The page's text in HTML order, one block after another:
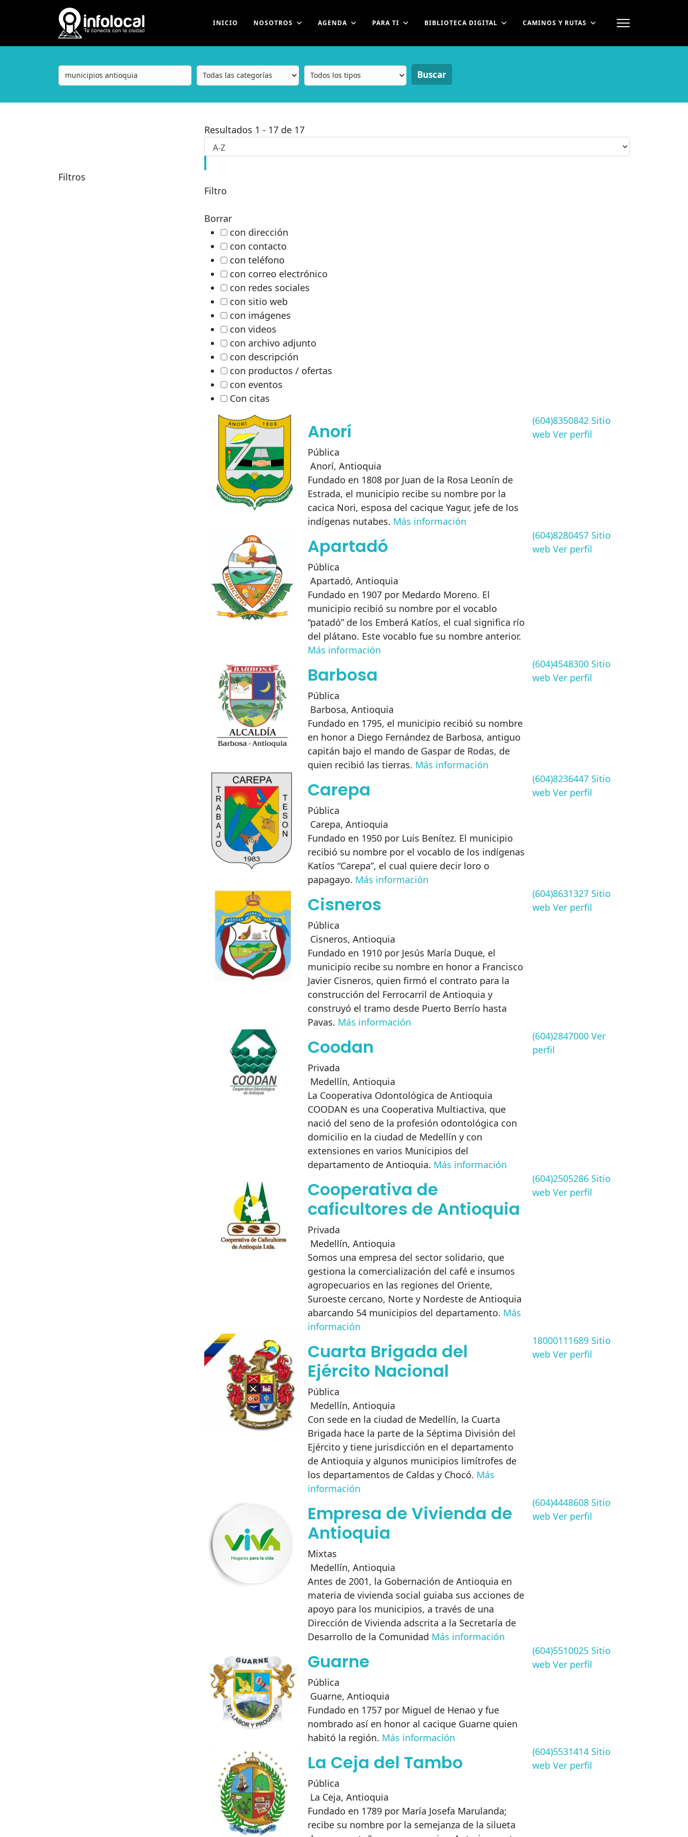
INICIO NOSOTROS AGENDA PARA TI BIBLIOTECA DIGITAL CAMINOS Y RUTAS
Buscar
Resultados 1 - 17 de 17
Filtros
Filtro
Borrar
con dirección
con contacto
con teléfono
con correo electrónico
con redes sociales
con sitio web
con imágenes
con videos
con archivo adjunto
con descripción
con productos / ofertas
con eventos
Con citas
Anorí
Pública
Anorí, Antioquia
Fundado en 1808 por Juan de la Rosa Leonín de
Estrada, el municipio recibe su nombre por la
cacica Nori, esposa del cacique Yagur, jefe de los
indígenas nutabes. Más información
(604)8350842 Sitio
web Ver perfil
Apartadó
Pública
Apartadó, Antioquia
Fundado en 1907 por Medardo Moreno. El
municipio recibió su nombre por el vocablo
“patadó” de los Emberá Katíos, el cual significa río
del plátano. Este vocablo fue su nombre anterior.
Más información
(604)8280457 Sitio
web Ver perfil
Barbosa
Pública
Barbosa, Antioquia
Fundado en 1795, el municipio recibió su nombre
en honor a Diego Fernández de Barbosa, antiguo
capitán bajo el mando de Gaspar de Rodas, de
quien recibió las tierras. Más información
(604)4548300 Sitio
web Ver perfil
Carepa
Pública
Carepa, Antioquia
Fundado en 1950 por Luis Benítez. El municipio
recibió su nombre por el vocablo de los indígenas
Katíos “Carepa”, el cual quiere decir loro o
papagayo. Más información
(604)8236447 Sitio
web Ver perfil
Cisneros
Pública
Cisneros, Antioquia
Fundado en 1910 por Jesús María Duque, el
municipio recibe su nombre en honor a Francisco
Javier Cisneros, quien firmó el contrato para la
construcción del Ferrocarril de Antioquia y
construyó el tramo desde Puerto Berrío hasta
Pavas. Más información
(604)8631327 Sitio
web Ver perfil
Coodan
Privada
Medellín, Antioquia
La Cooperativa Odontológica de Antioquia
COODAN es una Cooperativa Multiactiva, que
nació del seno de la profesión odontológica con
domicilio en la ciudad de Medellín y con
extensiones en varios Municipios del
departamento de Antioquia. Más información
(604)2847000 Ver
perfil
Cooperativa de
caficultores de Antioquia
Privada
Medellín, Antioquia
Somos una empresa del sector solidario, que
gestiona la comercialización del café e insumos
agropecuarios en las regiones del Oriente,
Suroeste cercano, Norte y Nordeste de Antioquia
abarcando 54 municipios del departamento. Más
información
(604)2505286 Sitio
web Ver perfil
Cuarta Brigada del
Ejército Nacional
Pública
Medellín, Antioquia
Con sede en la ciudad de Medellín, la Cuarta
Brigada hace la parte de la Séptima División del
Ejército y tiene jurisdicción en el departamento
de Antioquia y algunos municipios limítrofes de
los departamentos de Caldas y Chocó. Más
información
18000111689 Sitio
web Ver perfil
Empresa de Vivienda de
Antioquia
Mixtas
Medellín, Antioquia
Antes de 2001, la Gobernación de Antioquia en
materia de vivienda social guiaba sus acciones de
apoyo para los municipios, a través de una
Dirección de Vivienda adscrita a la Secretaría de
Desarrollo de la Comunidad Más información
(604)4448608 Sitio
web Ver perfil
Guarne
Pública
Guarne, Antioquia
Fundado en 1757 por Miguel de Henao y fue
nombrado así en honor al cacique Guarne quien
habitó la región. Más información
(604)5510025 Sitio
web Ver perfil
La Ceja del Tambo
Pública
La Ceja, Antioquia
Fundado en 1789 por María Josefa Marulanda;
recibe su nombre por la semejanza de la silueta
(604)5531414 Sitio
web Ver perfil